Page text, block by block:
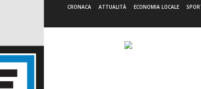
CRONACA ATTUALITÀ ECONOMIA LOCALE